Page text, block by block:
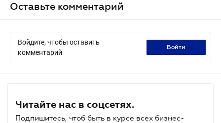
Оставьте комментарий
Войдите, чтобы оставить
комментарий
войти
Читайте нас в соцсетях.
Подпишитесь, чтоб быть в курсе всех бизнес-